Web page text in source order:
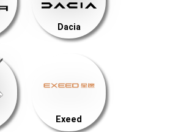
Dacia
Exeed